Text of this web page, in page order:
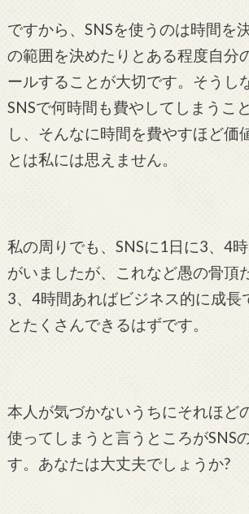
ですから、SNSを使うのは時間を
の範囲を決めたりとある程度自分
ールすることが大切です。そうし
SNSで何時間も費やしてしまうこ
し、そんなに時間を費やすほど価
とは私には思えません。
私の周りでも、SNSに1日に3、4
がいましたが、これなど愚の骨頂
3、4時間あればビジネス的に成長
とたくさんできるはずです。
本人が気づかないうちにそれほど
使ってしまうと言うところがSNS
す。あなたは大丈夫でしょうか?